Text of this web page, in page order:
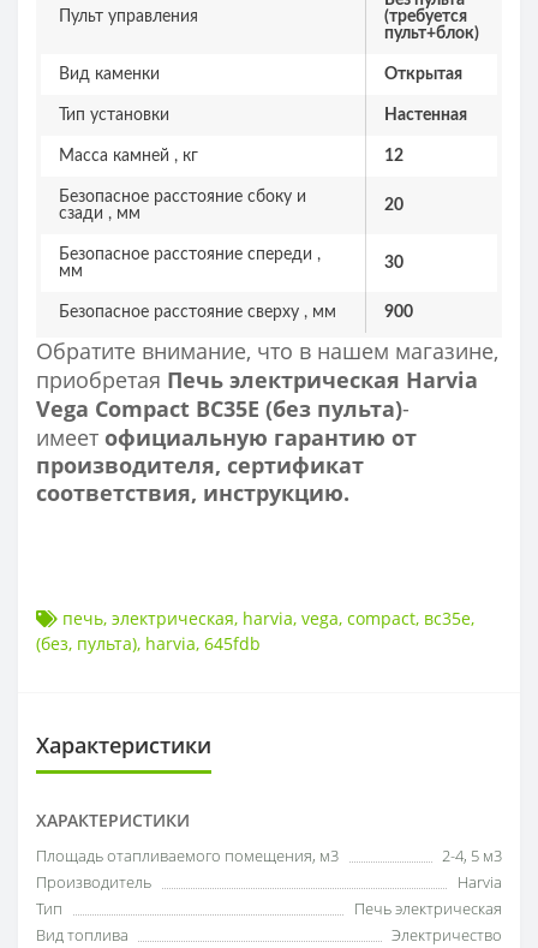
Пульт управления
(требуется
пульт+блок)
Вид каменки Открытая
Тип установки Настенная
Масса камней , кг 12
Безопасное расстояние сбоку и
сзади , мм
20
Безопасное расстояние спереди ,
мм
30
Безопасное расстояние сверху , мм 900
Обратите внимание, что в нашем магазине,
приобретая Печь электрическая Harvia
Vega Compact ВС35Е (без пульта)-
имеет официальную гарантию от
производителя, сертификат
соответствия, инструкцию.
печь, электрическая, harvia, vega, compact, вс35е,
(без, пульта), harvia, 645fdb
Характеристики
ХАРАКТЕРИСТИКИ
Площадь отапливаемого помещения, м3 2-4, 5 м3
Производитель
Harvia
Тип
Печь электрическая
Вид топлива
Электричество